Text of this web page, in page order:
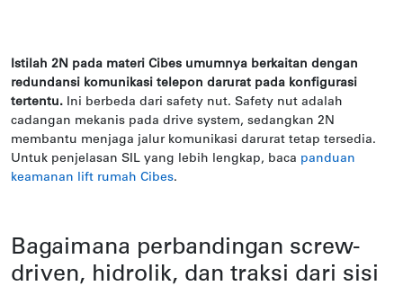
Istilah 2N pada materi Cibes umumnya berkaitan dengan
redundansi komunikasi telepon darurat pada konfigurasi
tertentu.
Ini berbeda dari safety nut. Safety nut adalah
cadangan mekanis pada drive system, sedangkan 2N
membantu menjaga jalur komunikasi darurat tetap tersedia.
Untuk penjelasan SIL yang lebih lengkap, baca panduan
keamanan lift rumah Cibes.
Bagaimana perbandingan screw-
driven, hidrolik, dan traksi dari sisi